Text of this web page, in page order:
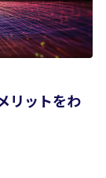
リットをわ